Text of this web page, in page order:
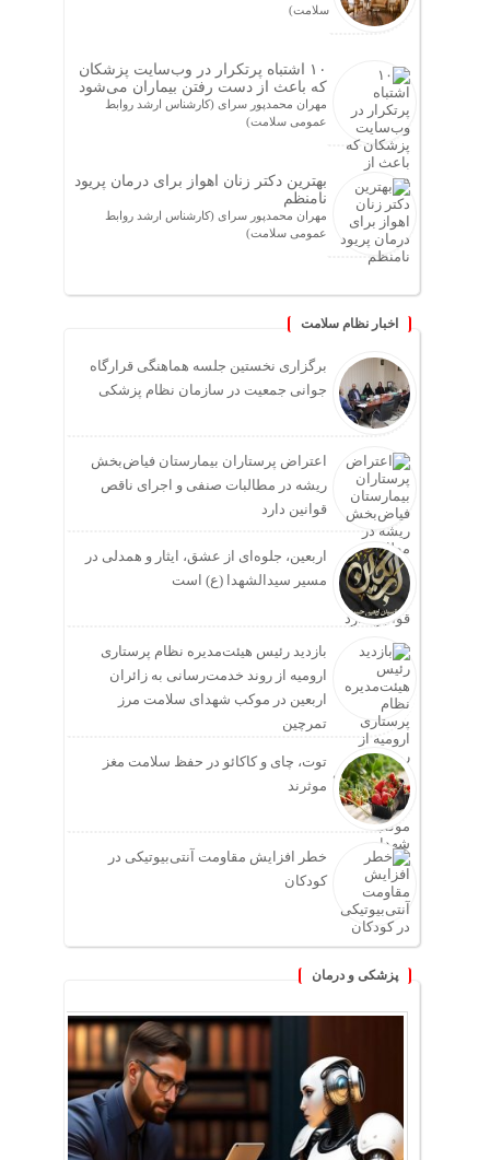
سلامت)
۱۰ اشتباه پرتکرار در وب‌سایت پزشکان
که باعث از دست رفتن بیماران می‌شود
مهران محمدپور سرای (کارشناس ارشد روابط
عمومی سلامت)
بهترین دکتر زنان اهواز برای درمان پریود
نامنظم
مهران محمدپور سرای (کارشناس ارشد روابط
عمومی سلامت)
اخبار نظام سلامت
برگزاری نخستین جلسه هماهنگی قرارگاه
جوانی جمعیت در سازمان نظام پزشکی
اعتراض پرستاران بیمارستان فیاض‌بخش
ریشه در مطالبات صنفی و اجرای ناقص
قوانین دارد
اربعین، جلوه‌ای از عشق، ایثار و همدلی در
مسیر سیدالشهدا (ع) است
بازدید رئیس هیئت‌مدیره نظام پرستاری
ارومیه از روند خدمت‌رسانی به زائران
اربعین در موکب شهدای سلامت مرز
تمرچین
توت، چای و کاکائو در حفظ سلامت مغز
موثرند
خطر افزایش مقاومت آنتی‌بیوتیکی در
کودکان
پزشکی و درمان